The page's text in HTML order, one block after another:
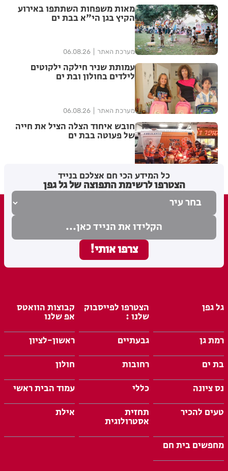
מאות משפחות השתתפו באירוע
הקיץ בגן הי"א בבת ים
מערכת האתר 06.08.26
עמותת שניר חילקה ילקוטים
לילדים בחולון ובת ים
מערכת האתר 06.08.26
חובש איחוד הצלה הציל את חייה
של פעוטה בבת ים
כל המידע הכי חם אצלכם בנייד
הצטרפו לרשימת התפוצה של גל גפן
גל גפן הצטרפו לפייסבוק
שלנו :
קבוצות הוואטס
אפ שלנו
רמת גן
גבעתיים
ראשון-לציון
בת ים
רחובות
חולון
נס ציונה
כללי
עמוד הבית ראשי
טעים להכיר
תחזית
אסטרולוגית
אילת
מחפשים בית חם